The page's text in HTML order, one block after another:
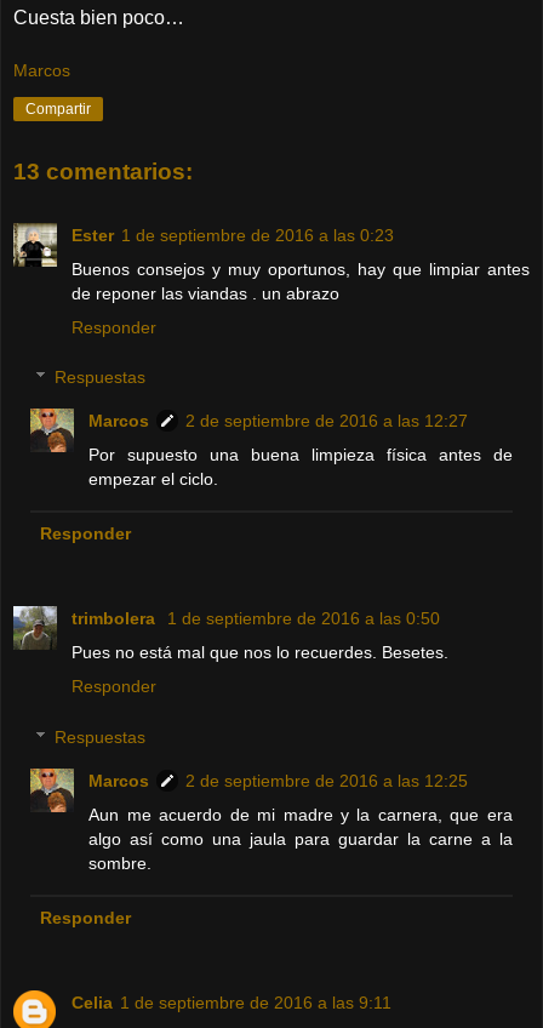
Cuesta bien poco…
Marcos
Compartir
13 comentarios:
Ester 1 de septiembre de 2016 a las 0:23
Buenos consejos y muy oportunos, hay que limpiar antes
de reponer las viandas . un abrazo
Responder
Respuestas
Marcos
2 de septiembre de 2016 a las 12:27
Por supuesto una buena limpieza física antes de
empezar el ciclo.
Responder
trimbolera
1 de septiembre de 2016 a las 0:50
Pues no está mal que nos lo recuerdes. Besetes.
Responder
Respuestas
Marcos
2 de septiembre de 2016 a las 12:25
Aun me acuerdo de mi madre y la carnera, que era
algo así como una jaula para guardar la carne a la
sombre.
Responder
Celia 1 de septiembre de 2016 a las 9:11